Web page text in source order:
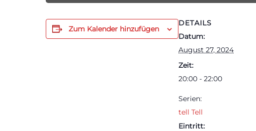
Zum Kalender hinzufügen
DETAILS
Datum:
August 27, 2024
Zeit:
20:00 - 22:00
Serien:
tell Tell
Eintritt: